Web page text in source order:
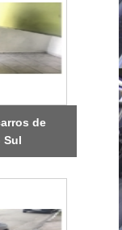
de
Sul